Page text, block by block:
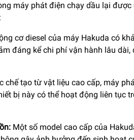
máy phát điện chạy dầu lại
cơ diesel của máy Hakuda có
đáng kể chi phí vận hành lâu
chế tạo từ vật liệu cao cấp, máy
bị này có thể hoạt động liên tục
Một số model cao cấp của